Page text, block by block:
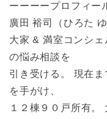
ーーーープロフィー
廣田 裕司（ひろた ゆ
大家 & 満室コンシ
の悩み相談を
引き受ける。 現在ま
を手がけ、
１２棟９０戸所有。